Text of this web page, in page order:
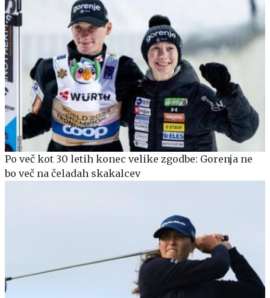
Po več kot 30 letih konec velike zgodbe: Gorenja ne
bo več na čeladah skakalcev